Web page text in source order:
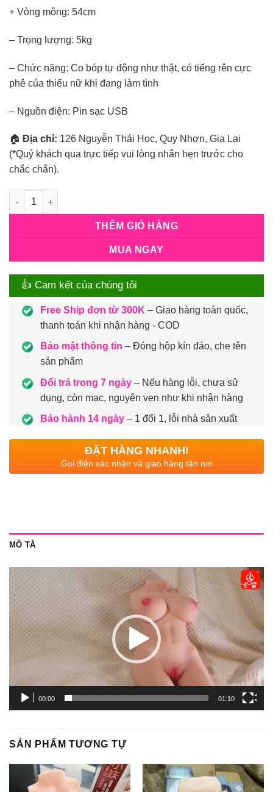
+ Vòng mông: 54cm
– Trọng lượng: 5kg
– Chức năng: Co bóp tự động như thật, có tiếng rên cực
phê của thiếu nữ khi đang làm tình
– Nguồn điện: Pin sạc USB
🏠 Địa chỉ: 126 Nguyễn Thái Học, Quy Nhơn, Gia Lai
(*Quý khách qua trực tiếp vui lòng nhắn hẹn trước cho
chắc chắn).
Số lượng
THÊM GIỎ HÀNG
MUA NGAY
👍 Cam kết của chúng tôi
Free Ship đơn từ 300K – Giao hàng toàn quốc,
thanh toán khi nhận hàng - COD
Bảo mật thông tin – Đóng hộp kín đáo, che tên
sản phẩm
Đổi trả trong 7 ngày– Nếu hàng lỗi, chưa sử
dụng, còn mạc, nguyên vẹn như khi nhận hàng
Bảo hành 14 ngày– 1 đổi 1, lỗi nhà sản xuất
ĐẶT HÀNG NHANH!
Gọi điện xác nhận và giao hàng tận nơi
MÔ TẢ
Trình
chơi
Video
00:00 01:10
SẢN PHẨM TƯƠNG TỰ